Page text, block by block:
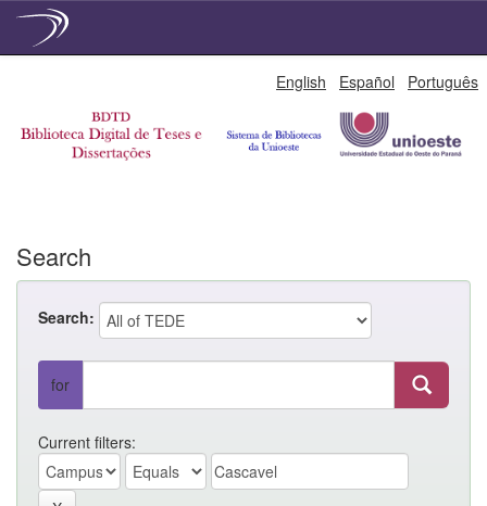
English Español Português
Search
Search:
for
Current filters: